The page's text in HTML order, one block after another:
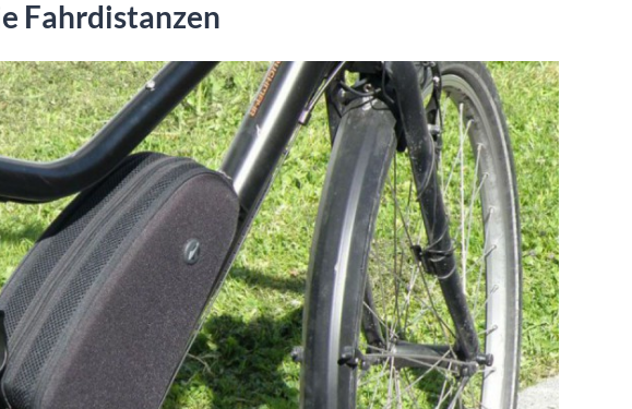
Fahrdistanzen